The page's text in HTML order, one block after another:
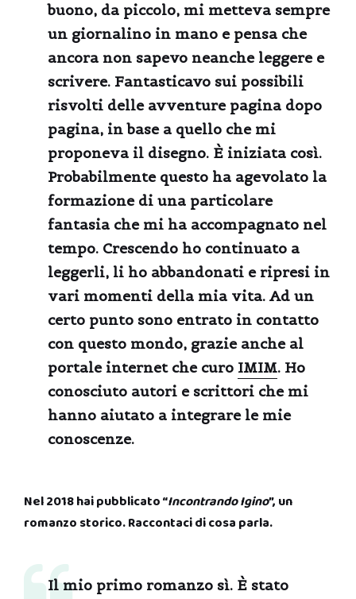
buono, da piccolo, mi metteva sempre
un giornalino in mano e pensa che
ancora non sapevo neanche leggere e
scrivere. Fantasticavo sui possibili
risvolti delle avventure pagina dopo
pagina, in base a quello che mi
proponeva il disegno. È iniziata così.
Probabilmente questo ha agevolato la
formazione di una particolare
fantasia che mi ha accompagnato nel
tempo. Crescendo ho continuato a
leggerli, li ho abbandonati e ripresi in
vari momenti della mia vita. Ad un
certo punto sono entrato in contatto
con questo mondo, grazie anche al
portale internet che curo IMIM. Ho
conosciuto autori e scrittori che mi
hanno aiutato a integrare le mie
conoscenze.
Nel 2018 hai pubblicato “Incontrando Igino”, un
romanzo storico. Raccontaci di cosa parla.
Il mio primo romanzo sì. È stato